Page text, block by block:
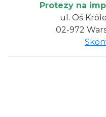
Protezy na
ul. Oś
02-972